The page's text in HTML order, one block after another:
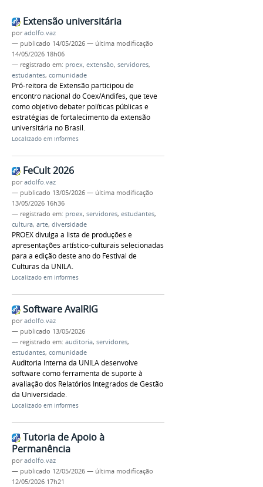
Extensão universitária
poradolfo.vaz
— publicado 14/05/2026 — última modificação
14/05/2026 18h06
— registrado em: proex, extensão, servidores,
estudantes, comunidade
Pró-reitora de Extensão participou de
encontro nacional do Coex/Andifes, que teve
como objetivo debater políticas públicas e
estratégias de fortalecimento da extensão
universitária no Brasil.
Localizado em Informes
FeCult 2026
poradolfo.vaz
— publicado 13/05/2026 — última modificação
13/05/2026 16h36
— registrado em: proex, servidores, estudantes,
cultura, arte, diversidade
PROEX divulga a lista de produções e
apresentações artístico-culturais selecionadas
para a edição deste ano do Festival de
Culturas da UNILA.
Localizado em Informes
Software AvalRIG
poradolfo.vaz
— publicado 13/05/2026
— registrado em: auditoria, servidores,
estudantes, comunidade
Auditoria Interna da UNILA desenvolve
software como ferramenta de suporte à
avaliação dos Relatórios Integrados de Gestão
da Universidade.
Localizado em Informes
Tutoria de Apoio à
Permanência
poradolfo.vaz
— publicado 12/05/2026 — última modificação
12/05/2026 17h21